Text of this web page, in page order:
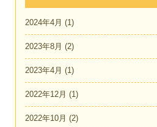
2024年4月 (1)
2023年8月 (2)
2023年4月 (1)
2022年12月 (1)
2022年10月 (2)